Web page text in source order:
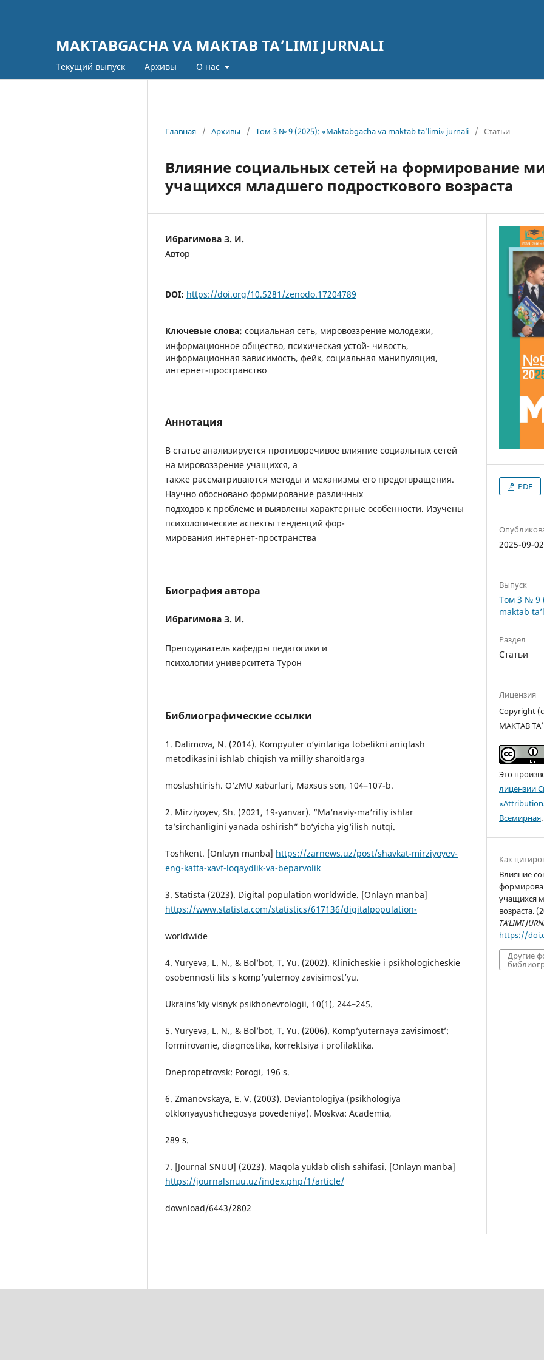
MAKTABGACHA VA MAKTAB TA’LIMI JURNALI
Текущий выпуск Архивы О нас
Главная / Архивы / Том 3 № 9 (2025): «Maktabgacha va maktab ta’limi» jurnali / Статьи
Влияние социальных сетей на формирование
учащихся младшего подросткового возраста
Ибрагимова З. И.
Автор
DOI: https://doi.org/10.5281/zenodo.17204789
Ключевые слова: социальная сеть, мировоззрение молодежи,
информационное общество, психическая устой- чивость,
информационная зависимость, фейк, социальная манипуляция,
интернет-пространство
Аннотация
В статье анализируется противоречивое влияние социальных сетей
на мировоззрение учащихся, а
также рассматриваются методы и механизмы его предотвращения.
Научно обосновано формирование различных
подходов к проблеме и выявлены характерные особенности. Изучены
психологические аспекты тенденций фор-
мирования интернет-пространства
Биография автора
Ибрагимова З. И.
Преподаватель кафедры педагогики и
психологии университета Турон
Библиографические ссылки
1. Dalimova, N. (2014). Kompyuter o‘yinlariga tobelikni aniqlash
metodikasini ishlab chiqish va milliy sharoitlarga
moslashtirish. O‘zMU xabarlari, Maxsus son, 104–107-b.
2. Mirziyoyev, Sh. (2021, 19-yanvar). “Ma‘naviy-ma‘rifiy ishlar
ta’sirchanligini yanada oshirish” bo‘yicha yig‘ilish nutqi.
Toshkent. [Onlayn manba] https://zarnews.uz/post/shavkat-mirziyoyev-
eng-katta-xavf-loqaydlik-va-beparvolik
3. Statista (2023). Digital population worldwide. [Onlayn manba]
https://www.statista.com/statistics/617136/digitalpopulation-
worldwide
4. Yuryeva, L. N., & Bol’bot, T. Yu. (2002). Klinicheskie i psikhologicheskie
osobennosti lits s komp’yuternoy zavisimost’yu.
Ukrains’kiy visnyk psikhonevrologii, 10(1), 244–245.
5. Yuryeva, L. N., & Bol’bot, T. Yu. (2006). Komp’yuternaya zavisimost’:
formirovanie, diagnostika, korrektsiya i profilaktika.
Dnepropetrovsk: Porogi, 196 s.
6. Zmanovskaya, E. V. (2003). Deviantologiya (psikhologiya
otklonyayushchegosya povedeniya). Moskva: Academia,
289 s.
7. [Journal SNUU] (2023). Maqola yuklab olish sahifasi. [Onlayn manba]
https://journalsnuu.uz/index.php/1/article/
download/6443/2802
PDF
2025-09-02
Выпуск
Том 3 № 9
maktab
Раздел
Статьи
Лицензия
Copyright
MAKTAB
Это
лицензии
Всемирная.
Как
Влияние
учащихся
возраста.
TA’LIMI
https://
Другие